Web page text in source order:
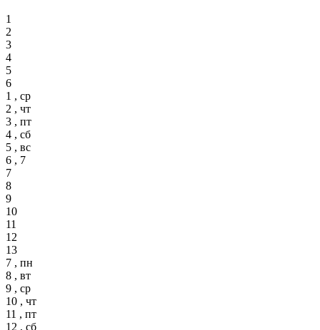
1
2
3
4
5
6
1 , ср
2 , чт
3 , пт
4 , сб
5 , вс
6 , 7
7
8
9
10
11
12
13
7 , пн
8 , вт
9 , ср
10 , чт
11 , пт
12 , сб